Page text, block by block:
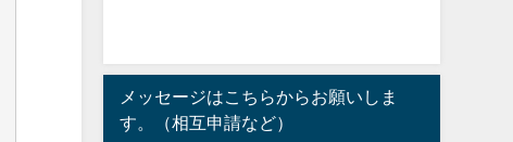
メッセージはこちらからお願いしま
す。（相互申請など）